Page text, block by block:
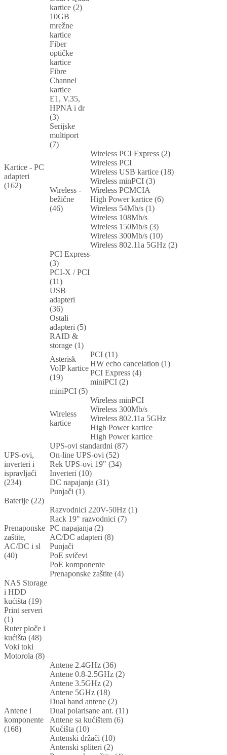
Kartice - PC
adapteri
(162)
kartice (2)
10GB
mrežne
kartice
Fiber
optičke
kartice
Fibre
Channel
kartice
E1, V.35,
HPNA i dr
(3)
Serijske
multiport
(7)
Wireless -
bežične
(46)
Wireless PCI Express (2)
Wireless PCI
Wireless USB kartice (18)
Wireless minPCI (3)
Wireless PCMCIA
High Power kartice (6)
Wireless 54Mb/s (1)
Wireless 108Mb/s
Wireless 150Mb/s (3)
Wireless 300Mb/s (10)
Wireless 802.11a 5GHz (2)
PCI Express
(3)
PCI-X / PCI
(11)
USB
adapteri
(36)
Ostali
adapteri (5)
RAID &
storage (1)
Asterisk
VoIP kartice
(19)
PCI (11)
HW echo cancelation (1)
PCI Express (4)
miniPCI (2)
miniPCI (5)
Wireless
kartice
Wireless minPCI
Wireless 300Mb/s
Wireless 802.11a 5GHz
High Power kartice
High Power kartice
UPS-ovi,
inverteri i
ispravljači
(234)
UPS-ovi standardni (87)
On-line UPS-ovi (52)
Rek UPS-ovi 19" (34)
Inverteri (10)
DC napajanja (31)
Punjači (1)
Baterije (22)
Prenaponske
zaštite,
AC/DC i sl
(40)
Razvodnici 220V-50Hz (1)
Rack 19" razvodnici (7)
PC napajanja (2)
AC/DC adapteri (8)
Punjači
PoE svičevi
PoE komponente
Prenaponske zaštite (4)
NAS Storage
i HDD
kućišta (19)
Print serveri
(1)
Ruter ploče i
kućišta (48)
Voki toki
Motorola (8)
Antene i
komponente
(168)
Antene 2.4GHz (36)
Antene 0.8-2.5GHz (2)
Antene 3.5GHz (2)
Antene 5GHz (18)
Dual band antene (2)
Dual polarisane ant. (11)
Antene sa kućištem (6)
Kućišta (10)
Antenski držači (10)
Antenski spliteri (2)